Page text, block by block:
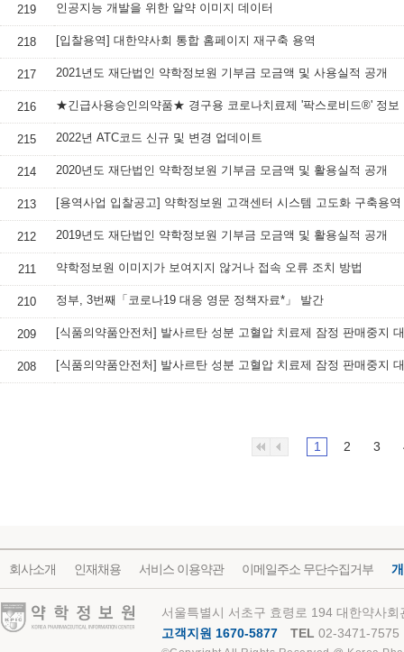
219 인공지능 개발을 위한 알약 이미지 데이터
218 [입찰용역] 대한약사회 통합 홈페이지 재구축 용역
217 2021년도 재단법인 약학정보원 기부금 모금액 및 사용실적 공개
216 ★긴급사용승인의약품★ 경구용 코로나치료제 '팍스로비드®' 정보
215 2022년 ATC코드 신규 및 변경 업데이트
214 2020년도 재단법인 약학정보원 기부금 모금액 및 활용실적 공개
213 [용역사업 입찰공고] 약학정보원 고객센터 시스템 고도화 구축용역
212 2019년도 재단법인 약학정보원 기부금 모금액 및 활용실적 공개
211 약학정보원 이미지가 보여지지 않거나 접속 오류 조치 방법
210 정부, 3번째「코로나19 대응 영문 정책자료*」 발간
209
208
1 2 3
회사소개 인재채용 서비스 이용약관 이메일주소 무단수집거부
약학정보원
서울특별시 서초구 효령로 194 대한약사
고객지원 1670-5877
TEL 02-3471-7575